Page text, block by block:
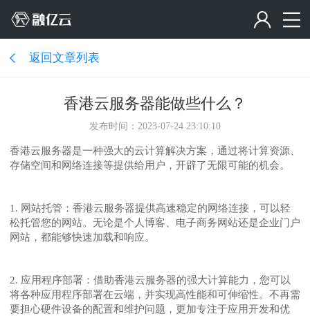
返回文章列表
香港云服务器能做些什么？
发布时间：2023-07-24 23:10:10
香港云服务器是一种强大的云计算解决方案，通过将计算资源、
存储空间和网络连接等提供给用户，开辟了无限可能的机会。
1. 网站托管：香港云服务器提供高速稳定的网络连接，可以轻
松托管您的网站。无论是个人博客、电子商务网站还是企业门户
网站，都能够快速加载和响应。
2. 应用程序部署：借助香港云服务器的强大计算能力，您可以
将各种应用程序部署在云端，并实现高性能和可伸缩性。不再需
要担心硬件设备的配置和维护问题，更加专注于应用开发和优